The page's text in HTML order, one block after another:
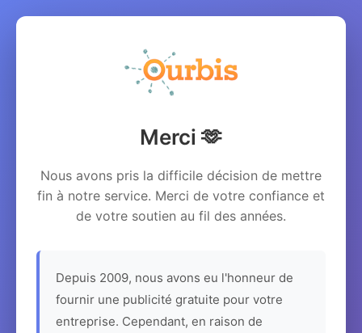
Merci 🫶
Nous avons pris la difficile décision de mettre
fin à notre service. Merci de votre confiance et
de votre soutien au fil des années.
Depuis 2009, nous avons eu l'honneur de
fournir une publicité gratuite pour votre
entreprise. Cependant, en raison de